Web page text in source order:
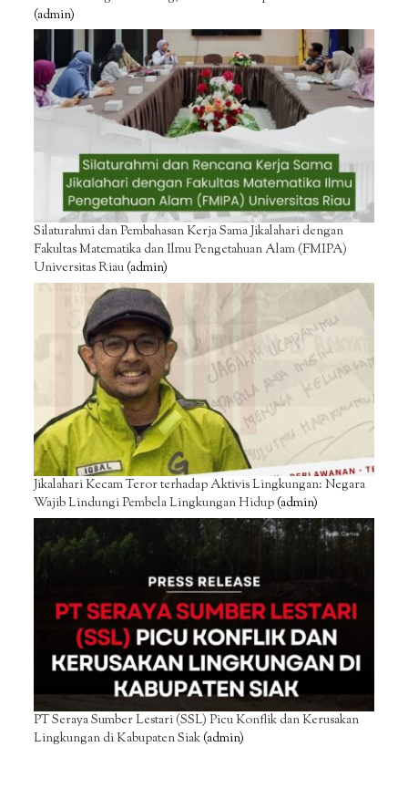
(admin)
Silaturahmi dan Pembahasan Kerja Sama Jikalahari dengan
Fakultas Matematika dan Ilmu Pengetahuan Alam (FMIPA)
Universitas Riau(admin)
Jikalahari Kecam Teror terhadap Aktivis Lingkungan: Negara
Wajib Lindungi Pembela Lingkungan Hidup(admin)
PT Seraya Sumber Lestari (SSL) Picu Konflik dan Kerusakan
Lingkungan di Kabupaten Siak(admin)